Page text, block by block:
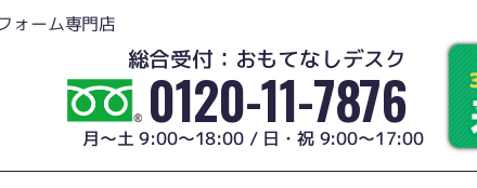
ォーム専門店
総合受付：おもてなしデスク
0120-11-7876
月～土 9:00～18:00 / 日・祝 9:00～17:00